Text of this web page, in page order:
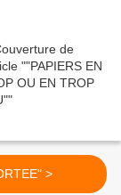
"PORTEE" >